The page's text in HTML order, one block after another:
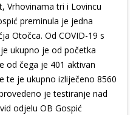
Vrhovinama tri i Lovincu
preminula je jedna
Otočca. Od COVID-19 s
ukupno je od početka
od čega je 401 aktivan
te je ukupno izliječeno 8560
je testiranje nad
odjelu OB Gospić